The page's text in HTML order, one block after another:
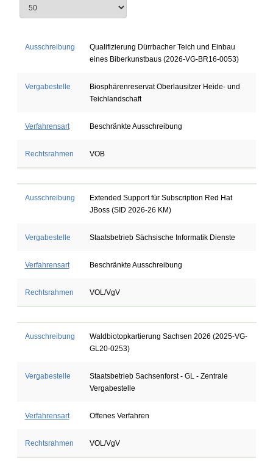
Ausschreibung
Qualifizierung Dürrbacher Teich und Einbau
eines Biberkunstbaus (2026-VG-BR16-0053)
Vergabestelle
Biosphärenreservat Oberlausitzer Heide- und
Teichlandschaft
Verfahrensart Beschränkte Ausschreibung
Rechtsrahmen VOB
Ausschreibung
Extended Support für Subscription Red Hat
JBoss (SID 2026-26 KM)
Vergabestelle Staatsbetrieb Sächsische Informatik Dienste
Verfahrensart Beschränkte Ausschreibung
Rechtsrahmen VOL/VgV
Ausschreibung
Waldbiotopkartierung Sachsen 2026 (2025-VG-
GL20-0253)
Vergabestelle
Staatsbetrieb Sachsenforst - GL - Zentrale
Vergabestelle
Verfahrensart Offenes Verfahren
Rechtsrahmen VOL/VgV